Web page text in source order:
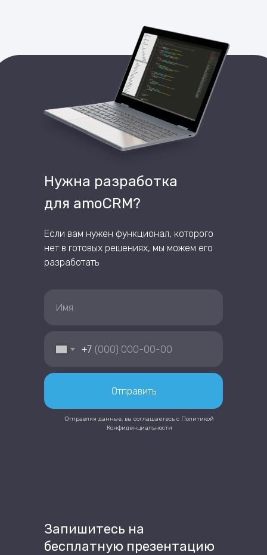
Нужна разработка
для amoCRM?
Если вам нужен функционал, которого
нет в готовых решениях, мы можем его
разработать
+7
Отправить
Отправляя данные, вы соглашаетесь с Политикой
Конфиденциальности
Запишитесь на
бесплатную презентацию